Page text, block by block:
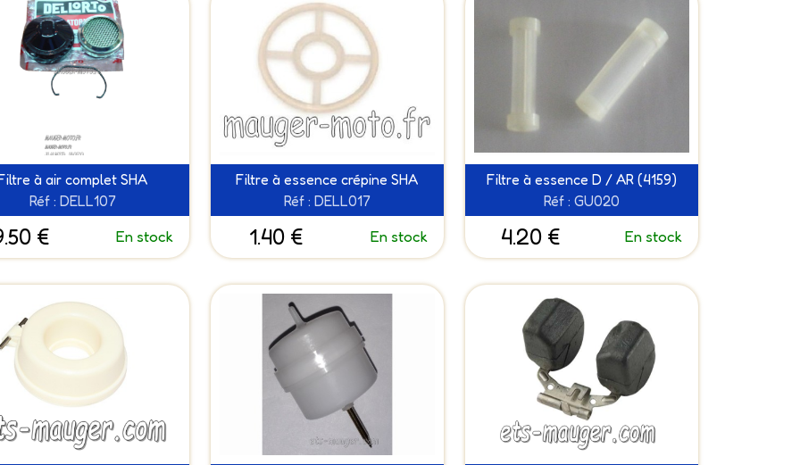
à air complet SHA
Réf : DELL107
€ En stock
Filtre à essence crépine SHA
Réf : DELL017
1.40 € En stock
Filtre à essence D / AR (4159)
Réf : GU020
4.20 € En stock